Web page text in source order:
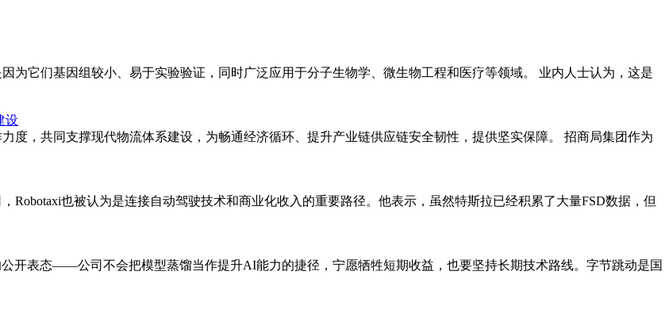
为它们基因组较小、易于实验验证，同时广泛应用于分子生物学、微生物工程和医疗等领域。 业内人士认为，这是
设
度，共同支撑现代物流体系建设，为畅通经济循环、提升产业链供应链安全韧性，提供坚实保障。 招商局集团作为
Robotaxi也被认为是连接自动驾驶技术和商业化收入的重要路径。他表示，虽然特斯拉已经积累了大量FSD数据，但
开表态——公司不会把模型蒸馏当作提升AI能力的捷径，宁愿牺牲短期收益，也要坚持长期技术路线。字节跳动是国